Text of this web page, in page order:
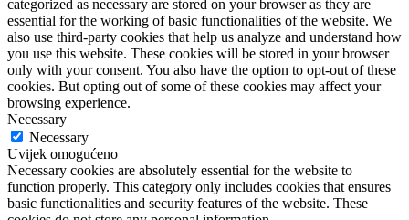
categorized as necessary are stored on your browser as they are
essential for the working of basic functionalities of the website. We
also use third-party cookies that help us analyze and understand how
you use this website. These cookies will be stored in your browser
only with your consent. You also have the option to opt-out of these
cookies. But opting out of some of these cookies may affect your
browsing experience.
Necessary
Necessary
Uvijek omogućeno
Necessary cookies are absolutely essential for the website to
function properly. This category only includes cookies that ensures
basic functionalities and security features of the website. These